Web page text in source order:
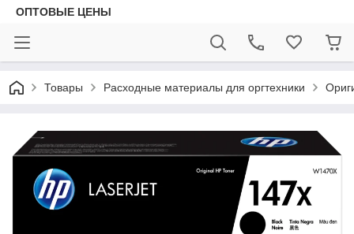
ОПТОВЫЕ ЦЕНЫ
Товары Расходные материалы для оргтехники